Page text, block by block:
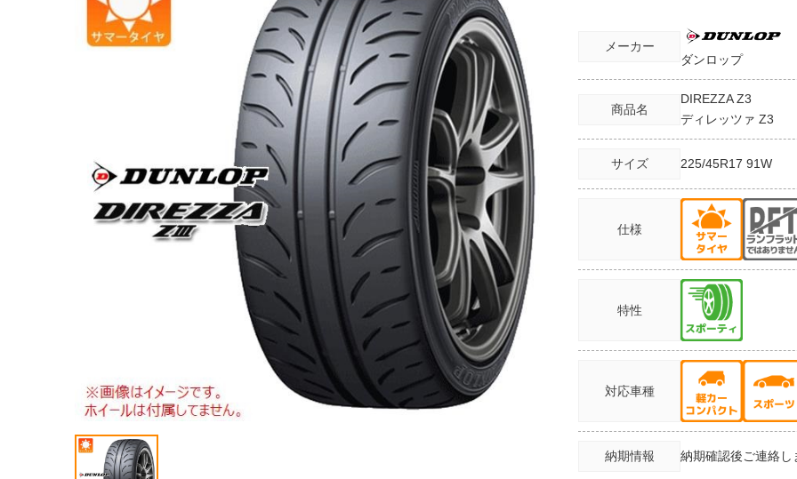
メーカー
ダンロップ
商品名
DIREZZA Z3
ディレッツァ Z3
サイズ 225/45R1791W
仕様
特性
対応車種
納期情報 納期確認後ご連絡し